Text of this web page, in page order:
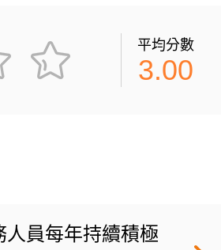
平均分數
3.00
人員每年持續積極